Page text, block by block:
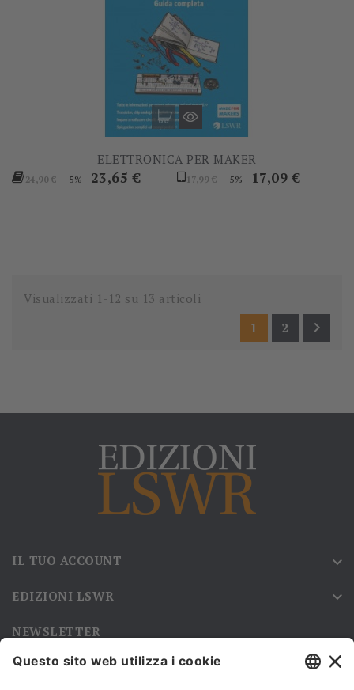
ELETTRONICA PER MAKER
Prezzo
24,90 € -5% Prezzo
23,65 €
Prezzo
17,99 € -5% Prezzo
17,09 €
Visualizzati 1-12 su 13 articoli
1
2 
IL TUO ACCOUNT 
EDIZIONI LSWR 
NEWSLETTER
Iscriviti alla nostra newsletter e rimani sempre aggiornato sulle